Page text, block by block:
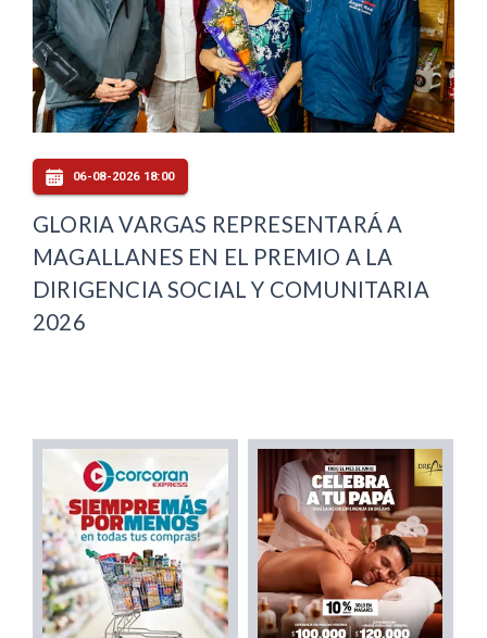
06-08-2026 18:00
GLORIA VARGAS REPRESENTARÁ A
MAGALLANES EN EL PREMIO A LA
DIRIGENCIA SOCIAL Y COMUNITARIA
2026